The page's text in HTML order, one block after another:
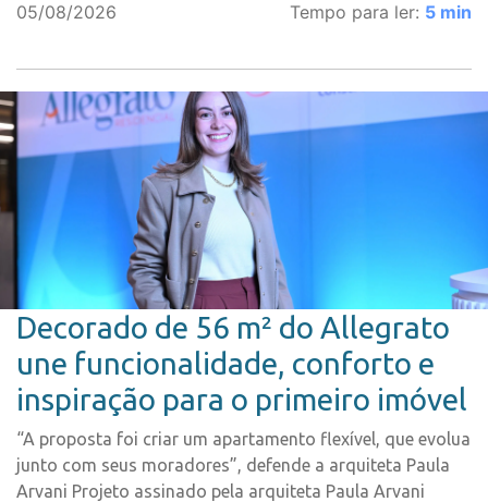
05/08/2026 Tempo para ler: 5 min
Decorado de 56 m² do Allegrato
une funcionalidade, conforto e
inspiração para o primeiro imóvel
“A proposta foi criar um apartamento flexível, que evolua
junto com seus moradores”, defende a arquiteta Paula
Arvani Projeto assinado pela arquiteta Paula Arvani